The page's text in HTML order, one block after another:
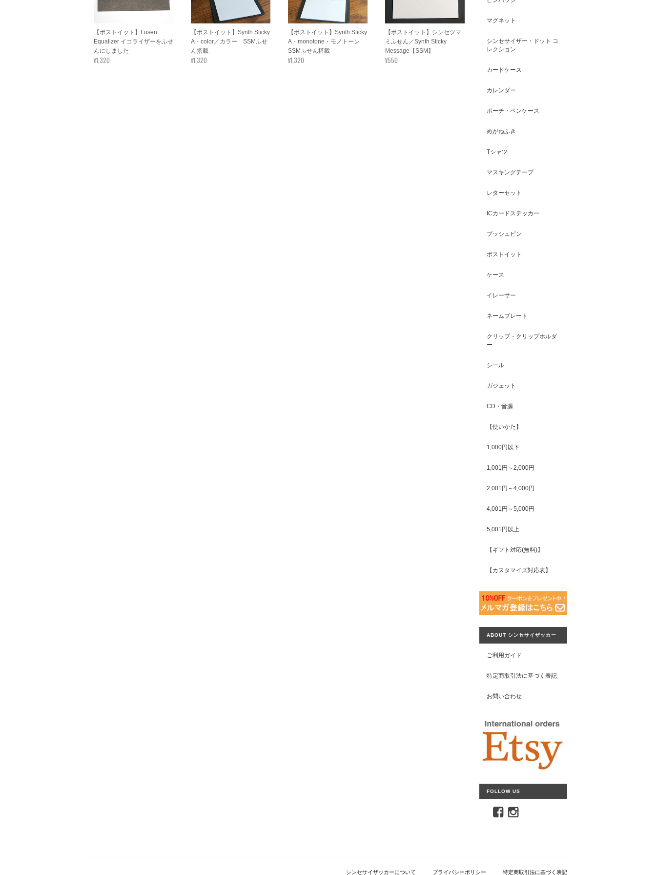
【ポストイット】Fusen
Equalizer イコライザーをふせ
んにしました
¥1,320
【ポストイット】Synth Sticky
A・color／カラー SSMふせ
ん搭載
¥1,320
【ポストイット】Synth Sticky
A・monotone・モノトーン
SSMふせん搭載
¥1,320
【ポストイット】シンセツマ
ミふせん／Synth Sticky
Message【SSM】
¥550
マグネット
シンセサイザー・ドット コ
レクション
カードケース
カレンダー
ポーチ・ペンケース
めがねふき
Tシャツ
マスキングテープ
レターセット
ICカードステッカー
プッシュピン
ポストイット
ケース
イレーサー
ネームプレート
クリップ・クリップホルダ
ー
シール
ガジェット
CD・音源
【使いかた】
1,000円以下
1,001円～2,000円
2,001円～4,000円
4,001円～5,000円
5,001円以上
【ギフト対応(無料)】
【カスタマイズ対応表】
ABOUT シンセサイザッカー
ご利用ガイド
特定商取引法に基づく表記
お問い合わせ
FOLLOW US
シンセサイザッカーについて プライバシーポリシー 特定商取引法に基づく表記